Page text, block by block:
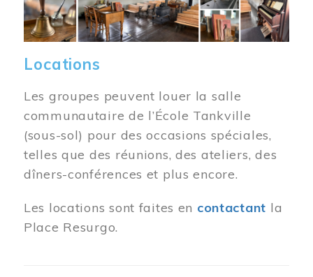
Locations
Les groupes peuvent louer la salle
communautaire de l’École Tankville
(sous-sol) pour des occasions spéciales,
telles que des réunions, des ateliers, des
dîners-conférences et plus encore.
Les locations sont faites en contactant la
Place Resurgo.